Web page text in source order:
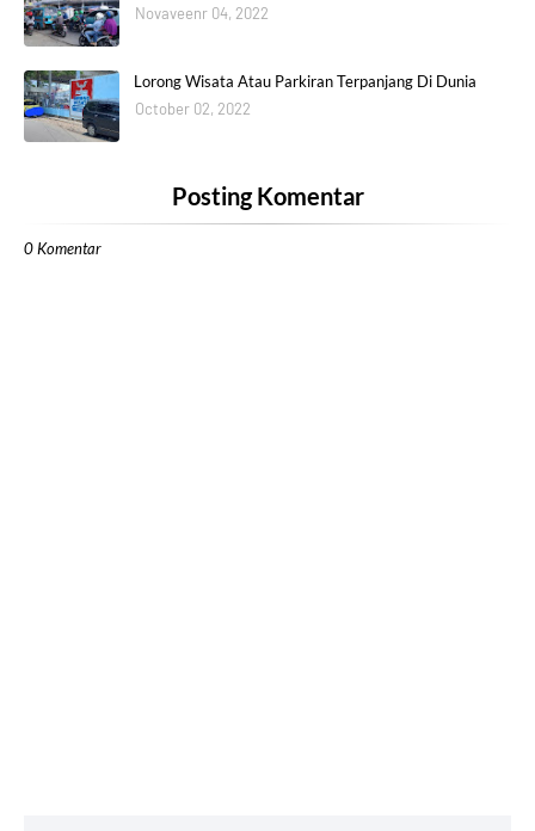
Novaveenr 04, 2022
Lorong Wisata Atau Parkiran Terpanjang Di Dunia
October 02, 2022
Posting Komentar
0 Komentar